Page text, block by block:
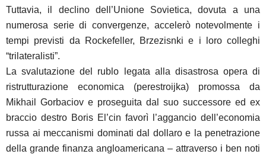
Tuttavia, il declino dell’Unione Sovietica, dovuta a una
numerosa serie di convergenze, accelerò notevolmente i
tempi previsti da Rockefeller, Brzezisnki e i loro colleghi
“trilateralisti”.
La svalutazione del rublo legata alla disastrosa opera di
ristrutturazione economica (perestroijka) promossa da
Mikhail Gorbaciov e proseguita dal suo successore ed ex
braccio destro Boris El’cin favorì l’aggancio dell’economia
russa ai meccanismi dominati dal dollaro e la penetrazione
della grande finanza angloamericana – attraverso i ben noti